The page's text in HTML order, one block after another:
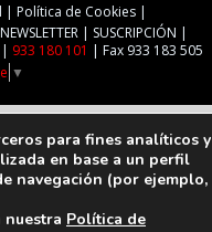
Política de Cookies
NEWSLETTER
SUSCRIPCIÓN
933 180 101 | Fax 933 183 505
▼
para fines analíticos y
en base a un perfil
navegación (por ejemplo,
nuestra Política de